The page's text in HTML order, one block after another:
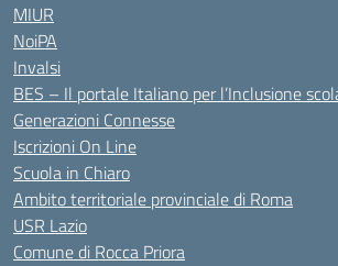
MIUR
NoiPA
Invalsi
BES – Il portale Italiano per l’Inclusione
Generazioni Connesse
Iscrizioni On Line
Scuola in Chiaro
Ambito territoriale provinciale di Roma
USR Lazio
Comune di Rocca Priora